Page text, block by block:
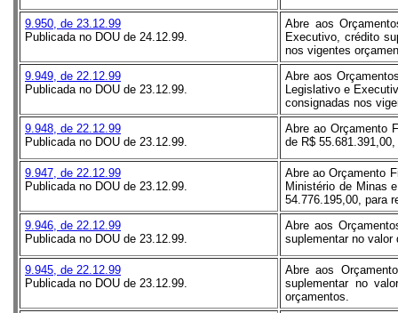
9.950, de 23.12.99
Publicada no DOU de 24.12.99.
Abre aos
Executivo, crédito
nos vigentes
9.949, de 22.12.99
Publicada no DOU de 23.12.99.
Abre aos
Legislativo e
consignadas nos
9.948, de 22.12.99
Publicada no DOU de 23.12.99.
Abre ao Orçamento
de R$
9.947, de 22.12.99
Publicada no DOU de 23.12.99.
Abre ao Orçamento
Ministério de Minas
54.776.195,00, para
9.946, de 22.12.99
Publicada no DOU de 23.12.99.
Abre aos
suplementar no valor
9.945, de 22.12.99
Publicada no DOU de 23.12.99.
Abre aos
suplementar no
orçamentos.